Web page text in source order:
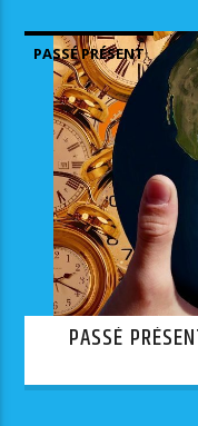
PASSÉ PRÉSENT
PASSÉ